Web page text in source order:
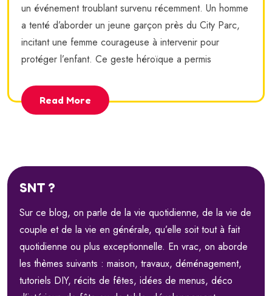
un événement troublant survenu récemment. Un homme
a tenté d’aborder un jeune garçon près du City Parc,
incitant une femme courageuse à intervenir pour
protéger l’enfant. Ce geste héroïque a permis
Read More
SNT ?
Sur ce blog, on parle de la vie quotidienne, de la vie de
couple et de la vie en générale, qu’elle soit tout à fait
quotidienne ou plus exceptionnelle. En vrac, on aborde
les thèmes suivants : maison, travaux, déménagement,
tutoriels DIY, récits de fêtes, idées de menus, déco